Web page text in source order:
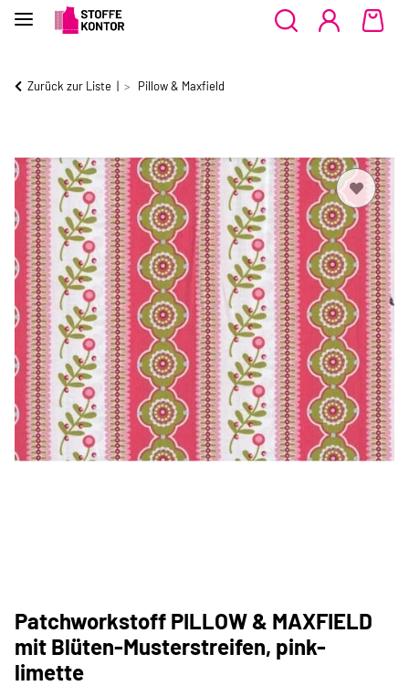
Zurück zur Liste Pillow & Maxfield
Patchworkstoff PILLOW & MAXFIELD
mit Blüten-Musterstreifen, pink-
limette